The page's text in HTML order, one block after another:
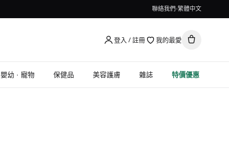
聯絡我們 繁體中文
登入 / 註冊 我的最愛
嬰幼 · 寵物 保健品 美容護膚 雜誌 特價優惠